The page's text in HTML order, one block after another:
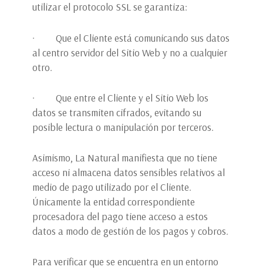
utilizar el protocolo SSL se garantiza:
· Que el Cliente está comunicando sus datos
al centro servidor del Sitio Web y no a cualquier
otro.
· Que entre el Cliente y el Sitio Web los
datos se transmiten cifrados, evitando su
posible lectura o manipulación por terceros.
Asimismo, La Natural manifiesta que no tiene
acceso ni almacena datos sensibles relativos al
medio de pago utilizado por el Cliente.
Únicamente la entidad correspondiente
procesadora del pago tiene acceso a estos
datos a modo de gestión de los pagos y cobros.
Para verificar que se encuentra en un entorno